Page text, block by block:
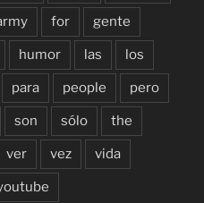
for gente
humor las los
para people pero
son sólo the
ver vez vida